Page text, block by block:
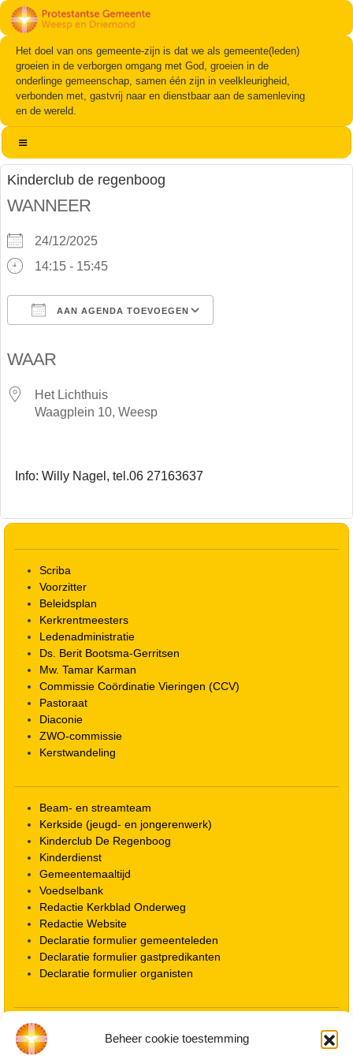
Beheer cookie toestemming
Het doel van ons gemeente-zijn is dat we als gemeente(leden)
groeien in de verborgen omgang met God, groeien in de
onderlinge gemeenschap, samen één zijn in veelkleurigheid,
verbonden met, gastvrij naar en dienstbaar aan de samenleving
en de wereld.
Kinderclub de regenboog
WANNEER
24/12/2025
14:15 - 15:45
AAN AGENDA TOEVOEGEN
WAAR
Het Lichthuis
Waagplein 10, Weesp
Info: Willy Nagel, tel.06 27163637
Scriba
Voorzitter
Beleidsplan
Kerkrentmeesters
Ledenadministratie
Ds. Berit Bootsma-Gerritsen
Mw. Tamar Karman
Commissie Coördinatie Vieringen (CCV)
Pastoraat
Diaconie
ZWO-commissie
Kerstwandeling
Beam- en streamteam
Kerkside (jeugd- en jongerenwerk)
Kinderclub De Regenboog
Kinderdienst
Gemeentemaaltijd
Voedselbank
Redactie Kerkblad Onderweg
Redactie Website
Declaratie formulier gemeenteleden
Declaratie formulier gastpredikanten
Declaratie formulier organisten
Locatie kerk
ANBI informatie PGWD